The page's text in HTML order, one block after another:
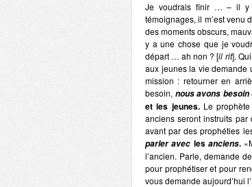
Je voudrais finir … – il y
témoignages, il m’est venu
des moments obscurs,
y a une chose que je
départ … ah non ? [il rit].
aux jeunes la vie demande
mission : retourner en
besoin, nous avons
et les jeunes.Le prophète
anciens seront instruits par
avant par des prophéties
parler avec lesanciens.
l’ancien. Parle, demande
pour prophétiser et pour
vous demande aujourd’hui